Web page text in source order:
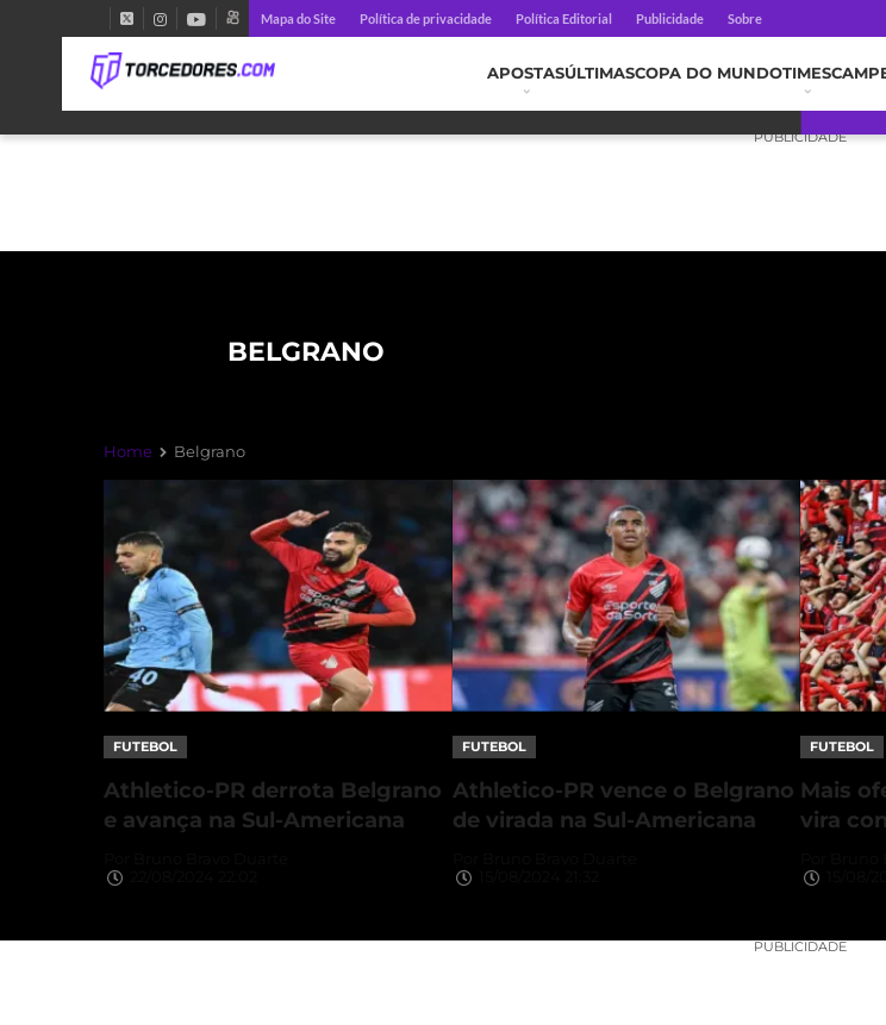
Mapa do Site Política de privacidade Política Editorial Publicidade Sobre
APOSTASÚLTIMASCOPA DO MUNDOTIMES
PUBLICIDADE
Home Belgrano
BELGRANO
FUTEBOL
Athletico-PR derrota Belgrano
e avança na Sul-Americana
FUTEBOL
Athletico-PR vence o Belgrano
de virada na Sul-Americana
FUTEBOL
Mais
vira
PUBLICIDADE